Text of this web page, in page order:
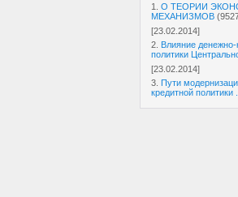
1. О ТЕОРИИ
МЕХАНИЗМОВ
[23.02.2014]
2. Влияние денежно-
политики
[23.02.2014]
3. Пути
кредитной политики ...